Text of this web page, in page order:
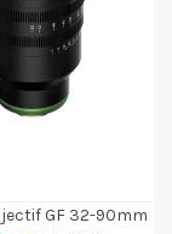
GF 32-90mm